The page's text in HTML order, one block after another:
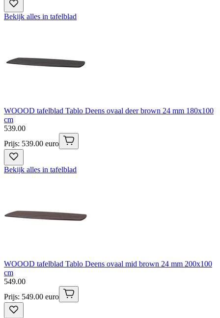
Bekijk alles in tafelblad
WOOOD tafelblad Tablo Deens ovaal deer brown 24 mm 180x100
cm
539.00
Prijs: 539.00 euro
Bekijk alles in tafelblad
WOOOD tafelblad Tablo Deens ovaal mid brown 24 mm 200x100
cm
549.00
Prijs: 549.00 euro